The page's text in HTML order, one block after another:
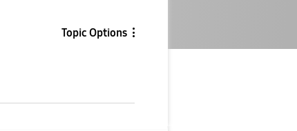
Topic Options